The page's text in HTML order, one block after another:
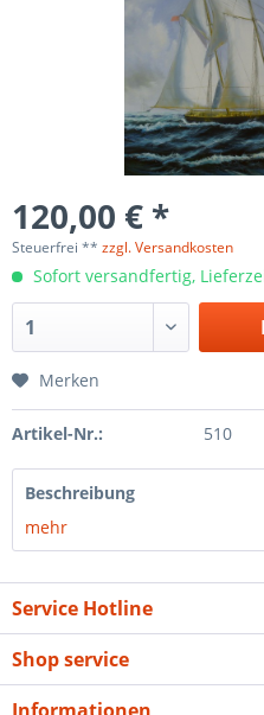
120,00 € *
Steuerfrei ** zzgl. Versandkosten
Sofort versandfertig,
Merken
Artikel-Nr.: 510
Beschreibung
mehr
Service Hotline
Shop service